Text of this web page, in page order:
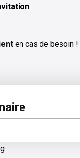
en cas de besoin !